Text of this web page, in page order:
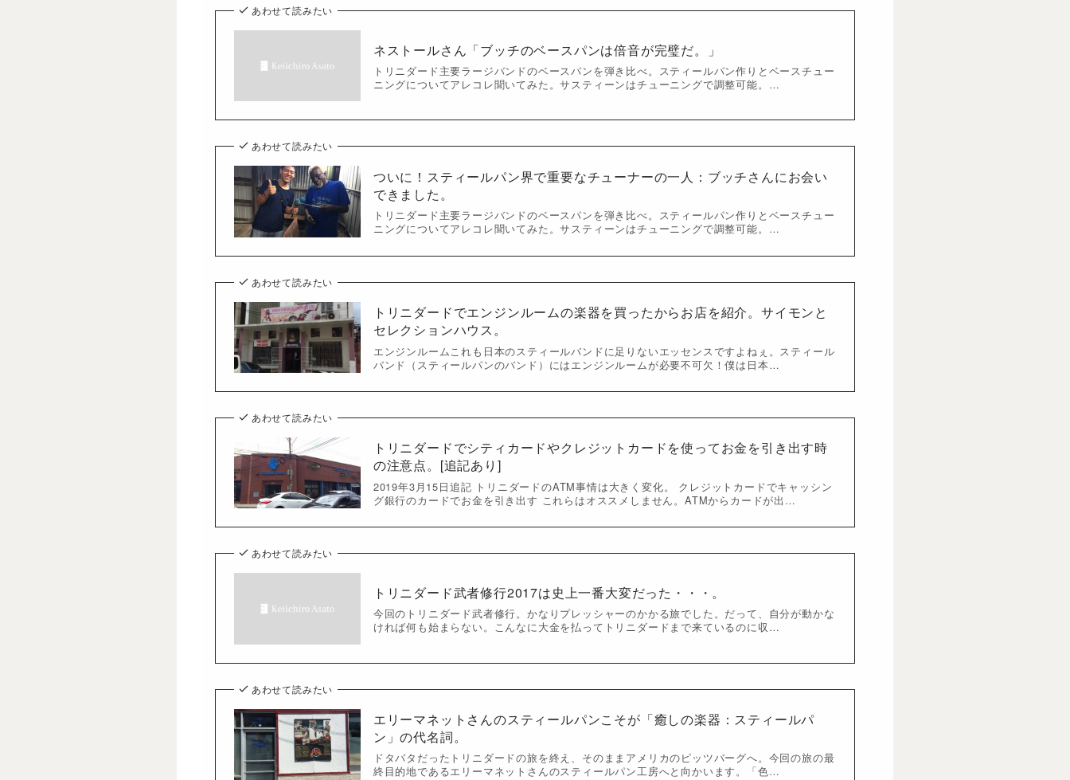
あわせて読みたい
ネストールさん「ブッチのベースパンは倍音が完璧だ。」
トリニダード主要ラージバンドのベースパンを弾き比べ。スティールパン作りとベースチュー
ニングについてアレコレ聞いてみた。サスティーンはチューニングで調整可能。…
あわせて読みたい
ついに！スティールパン界で重要なチューナーの一人：ブッチさんにお会い
できました。
トリニダード主要ラージバンドのベースパンを弾き比べ。スティールパン作りとベースチュー
ニングについてアレコレ聞いてみた。サスティーンはチューニングで調整可能。…
あわせて読みたい
トリニダードでエンジンルームの楽器を買ったからお店を紹介。サイモンと
セレクションハウス。
エンジンルームこれも日本のスティールバンドに足りないエッセンスですよねぇ。スティール
バンド（スティールパンのバンド）にはエンジンルームが必要不可欠！僕は日本…
あわせて読みたい
トリニダードでシティカードやクレジットカードを使ってお金を引き出す時
の注意点。[追記あり]
2019年3月15日追記 トリニダードのATM事情は大きく変化。 クレジットカードでキャッシン
グ銀行のカードでお金を引き出す これらはオススメしません。ATMからカードが出…
あわせて読みたい
トリニダード武者修行2017は史上一番大変だった・・・。
今回のトリニダード武者修行。かなりプレッシャーのかかる旅でした。だって、自分が動かな
ければ何も始まらない。こんなに大金を払ってトリニダードまで来ているのに収…
あわせて読みたい
エリーマネットさんのスティールパンこそが「癒しの楽器：スティールパ
ン」の代名詞。
ドタバタだったトリニダードの旅を終え、そのままアメリカのピッツバーグへ。今回の旅の最
終目的地であるエリーマネットさんのスティールパン工房へと向かいます。「色…